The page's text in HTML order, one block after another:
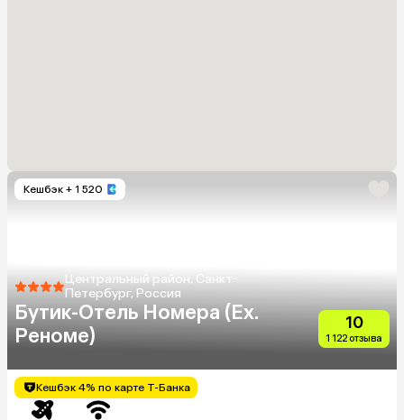
Кешбэк + 1 520
Центральный район, Санкт-
Петербург, Россия
Бутик-Отель Номера (Ex.
Реноме)
10
1 122 отзыва
Кешбэк 4% по карте Т-Банка